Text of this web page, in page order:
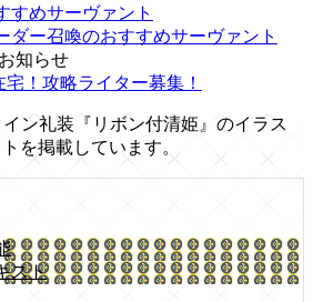
すめサーヴァント
ダー召喚のおすすめサーヴァント
知らせ
！攻略ライター募集！
ン礼装『リボン付清姫』のイラス
を掲載しています。
スト